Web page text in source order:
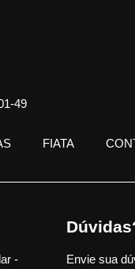
49
FIATA
-
Envie sua